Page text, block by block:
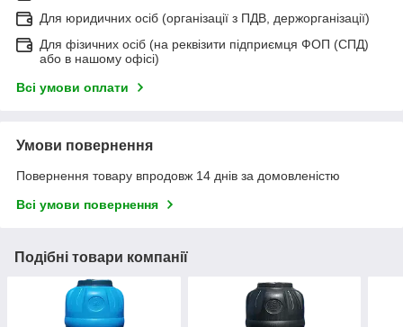
Для юридичних осіб (організації з ПДВ, держорганізації)
Для фізичних осіб (на реквізити підприємця ФОП (СПД)
або в нашому офісі)
Всі умови оплати
Умови повернення
Повернення товару впродовж 14 днів за домовленістю
Всі умови повернення
Подібні товари компанії